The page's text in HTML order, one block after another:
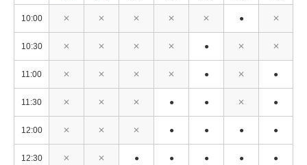
10:00 ✕ ✕ ✕ ✕ ✕ ● ✕
10:30 ✕ ✕ ✕ ✕ ● ✕ ✕
11:00 ✕ ✕ ✕ ✕ ● ✕ ●
11:30 ✕ ✕ ✕ ● ● ✕ ●
12:00 ✕ ✕ ✕ ● ● ● ●
12:30 ✕ ✕ ● ● ● ● ●